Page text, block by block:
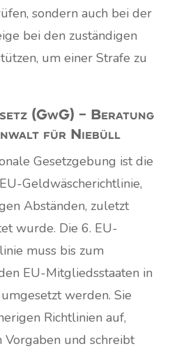
sondern auch bei der
bei den zuständigen
um einer Strafe zu
(GwG) – Beratung
für Niebüll
Gesetzgebung ist die
Geldwäscherichtlinie,
Abständen, zuletzt
wurde. Die 6. EU-
muss bis zum
EU-Mitgliedsstaaten in
werden. Sie
Richtlinien auf,
Vorgaben und schreibt